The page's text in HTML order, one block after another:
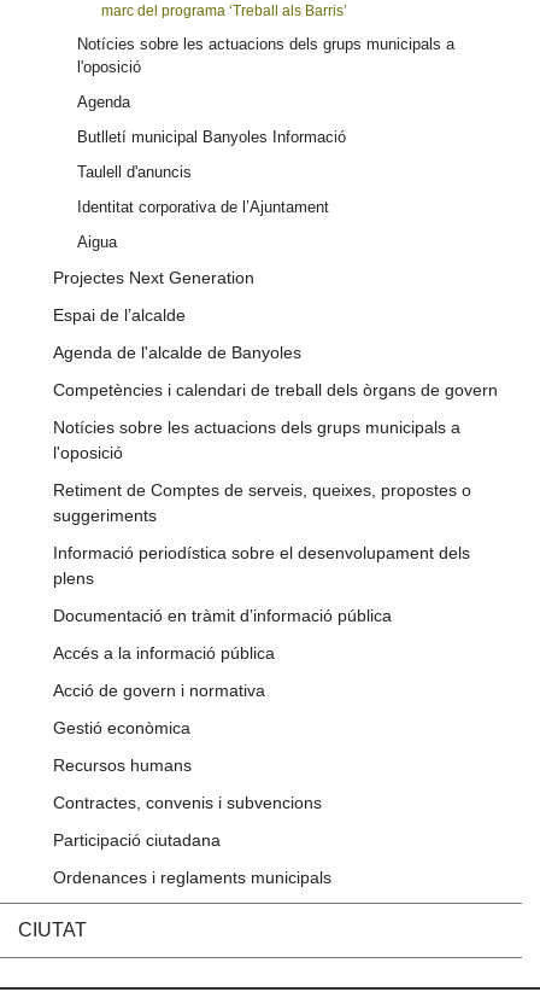
marc del programa ‘Treball als Barris’
Notícies sobre les actuacions dels grups municipals a
l'oposició
Agenda
Butlletí municipal Banyoles Informació
Taulell d'anuncis
Identitat corporativa de l’Ajuntament
Aigua
Projectes Next Generation
Espai de l’alcalde
Agenda de l'alcalde de Banyoles
Competències i calendari de treball dels òrgans de govern
Notícies sobre les actuacions dels grups municipals a
l'oposició
Retiment de Comptes de serveis, queixes, propostes o
suggeriments
Informació periodística sobre el desenvolupament dels
plens
Documentació en tràmit d’informació pública
Accés a la informació pública
Acció de govern i normativa
Gestió econòmica
Recursos humans
Contractes, convenis i subvencions
Participació ciutadana
Ordenances i reglaments municipals
CIUTAT